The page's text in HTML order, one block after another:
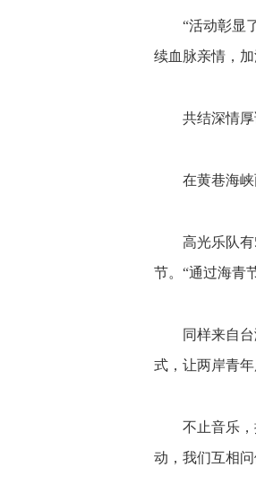
“活动彰显
续血脉亲情，
共结深情
在黄巷海
高光乐队
节。“通过海青
同样来自
式，让两岸青
不止音乐
动，我们互相